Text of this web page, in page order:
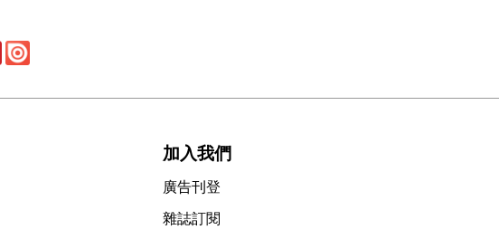
加入我們
廣告刊登
雜誌訂閱